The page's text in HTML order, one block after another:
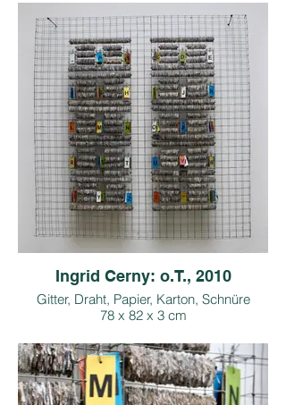
Ingrid Cerny: o.T., 2010
Gitter, Draht, Papier, Karton, Schnüre
78 x 82 x 3 cm
Copyright: I. Cerny, Bildrecht
Foto: M. Seif
Preis inkl. 13 % Ust.: € 3.090,-